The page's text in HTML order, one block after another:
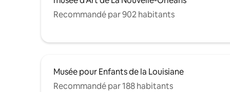
Recommandé par 902 habitants
Musée pour Enfants de la Louisiane
Recommandé par 188 habitants